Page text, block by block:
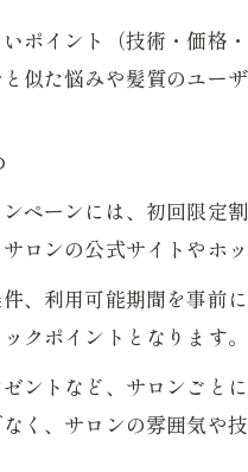
美髪を叶える最新美容院
美容院の最新技術で
美容院の美髪専門ケ
美容院活用で美髪を
キャンペーン活用で理想
美容院キャンペーン
美髪ケアに強い美容
美容院選びで後悔し
ポイント（技術・価格
似た悩みや髪質のユー
ペーンには、初回限
ロンの公式サイトやホ
、利用可能期間を事
クポイントとなります。
ントなど、サロンご
く、サロンの雰囲気や
ご予約は
ご予約は